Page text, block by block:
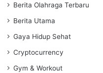
Berita Olahraga Terbaru
Berita Utama
Gaya Hidup Sehat
Cryptocurrency
Gym & Workout